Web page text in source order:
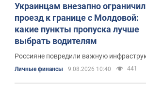
Украинцам внезапно
проезд к границе с Молдовой:
какие пункты пропуска лучше
выбрать водителям
Россияне повредили важную
Личные финансы 9.08.2026 10:40 441